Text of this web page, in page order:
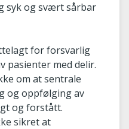
syk og svært sårbar
for forsvarlig
pasienter med delir.
om at sentrale
og oppfølging av
og forstått.
sikret at